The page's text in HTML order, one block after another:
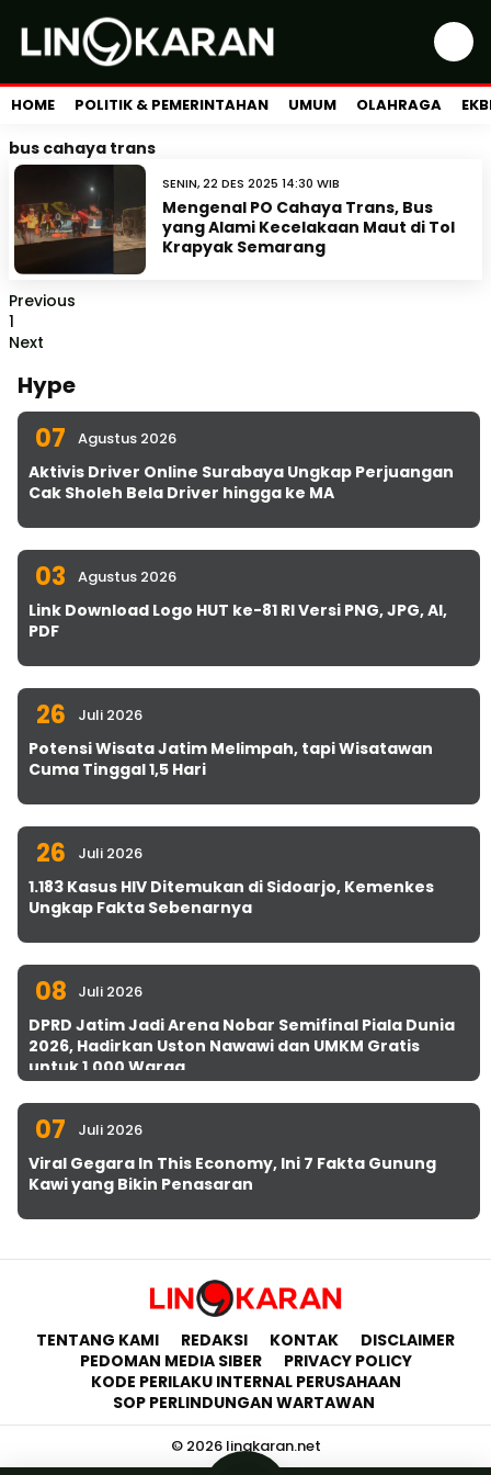
HOME POLITIK & PEMERINTAHAN UMUM OLAHRAGA
bus cahaya trans
SENIN, 22 DES 2025 14:30 WIB
Mengenal PO Cahaya Trans, Bus
yang Alami Kecelakaan Maut di Tol
Krapyak Semarang
Previous
1
Next
Hype
07 Agustus 2026
Aktivis Driver Online Surabaya Ungkap Perjuangan
Cak Sholeh Bela Driver hingga ke MA
03 Agustus 2026
Link Download Logo HUT ke-81 RI Versi PNG, JPG, AI,
PDF
26 Juli 2026
Potensi Wisata Jatim Melimpah, tapi Wisatawan
Cuma Tinggal 1,5 Hari
26 Juli 2026
1.183 Kasus HIV Ditemukan di Sidoarjo, Kemenkes
Ungkap Fakta Sebenarnya
08 Juli 2026
DPRD Jatim Jadi Arena Nobar Semifinal Piala Dunia
2026, Hadirkan Uston Nawawi dan UMKM Gratis
untuk 1.000 Warga
07 Juli 2026
Viral Gegara In This Economy, Ini 7 Fakta Gunung
Kawi yang Bikin Penasaran
TENTANG KAMI REDAKSI KONTAK
DISCLAIMER
PEDOMAN MEDIA SIBER
PRIVACY POLICY
KODE PERILAKU INTERNAL PERUSAHAAN
SOP PERLINDUNGAN WARTAWAN
© 2026 lingkaran.net